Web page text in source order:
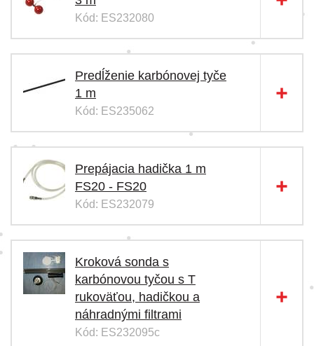
Kód: ES232080
Predĺženie karbónovej tyče
1 m
Kód: ES235062
Prepájacia hadička 1 m
FS20 - FS20
Kód: ES232079
Kroková sonda s
karbónovou tyčou s T
rukoväťou, hadičkou a
náhradnými filtrami
Kód: ES232095c